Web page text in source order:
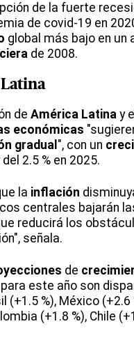
de la fuerte
de covid-19 en
global más bajo en un
de 2008.
de América Latina y el
económicas
gradual ", con un
2.5 % en 2025.
la inflación
centrales bajarán
reducirá los
señala.
de
este año son
(+1.5 %), México (+2.6
(+1.8 %), Chile